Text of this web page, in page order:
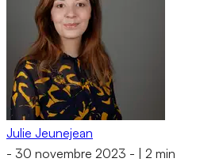
Julie Jeunejean
- 30 novembre 2023 - 2 min